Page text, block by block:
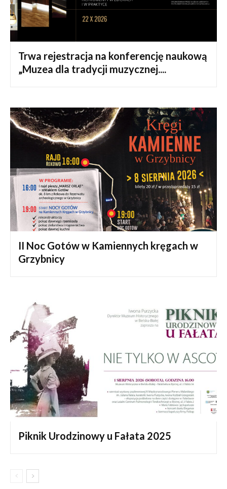
Trwa rejestracja na konferencję naukową
„Muzea dla tradycji muzycznej....
II Noc Gotów w Kamiennych kręgach w
Grzybnicy
Piknik Urodzinowy u Fałata 2025